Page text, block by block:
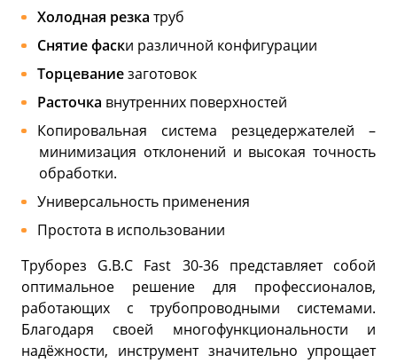
Холодная резка труб
Снятие фаски различной конфигурации
Торцеваниезаготовок
Расточка внутренних поверхностей
Копировальная система резцедержателей –
минимизация отклонений и высокая точность
обработки.
Универсальность применения
Простота в использовании
Труборез G.B.C Fast 30-36 представляет собой
оптимальное решение для профессионалов,
работающих с трубопроводными системами.
Благодаря своей многофункциональности и
надёжности, инструмент значительно упрощает